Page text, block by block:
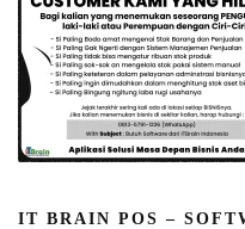
IT BRAIN POS –